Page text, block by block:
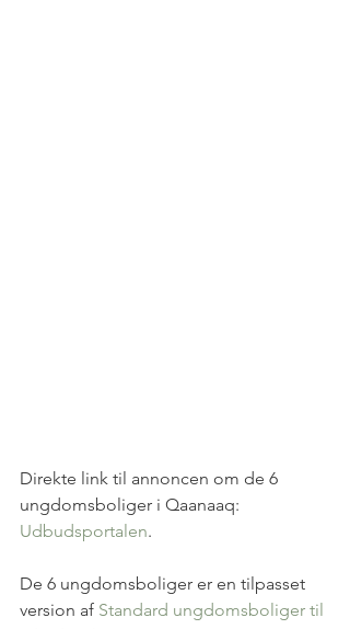
Direkte link til annoncen om de 6
ungdomsboliger i Qaanaaq:
Udbudsportalen.
De 6 ungdomsboliger er en tilpasset
version af Standard ungdomsboliger til